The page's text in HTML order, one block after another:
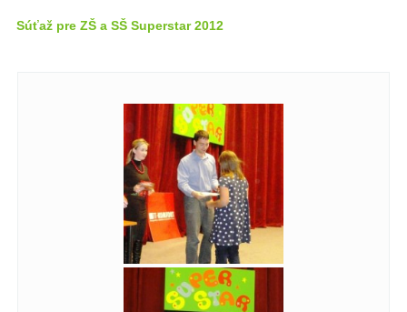
Súťaž pre ZŠ a SŠ Superstar 2012